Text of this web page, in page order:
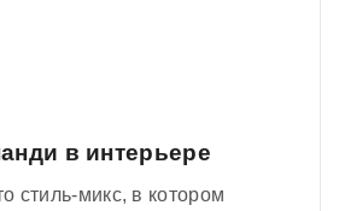
в интерьере
стиль-микс, в котором